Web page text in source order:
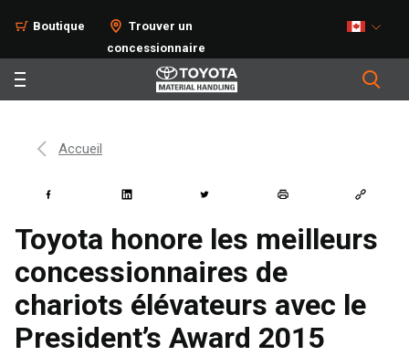
Boutique
Trouver un
concessionnaire
Accueil
Toyota honore les meilleurs
concessionnaires de
chariots élévateurs avec le
President’s Award 2015